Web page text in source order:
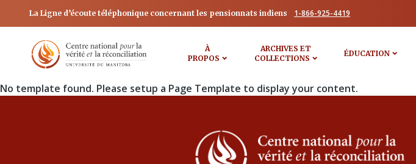
La Ligne d’écoute téléphonique concernant les pensionnats indiens 1-866-925-4419
À
PROPOS
ARCHIVES ET
COLLECTIONS
ÉDUCATION
No template found. Please setup a Page Template to display your content.